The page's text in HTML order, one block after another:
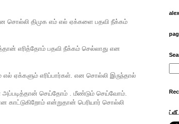
சொல்லி திமுக எம் எல் ஏக்களை பதவி நீக்கம்
எரித்தோம் பதவி நீக்கம் செல்லாது என
எல் ஏக்களும் எரிப்பார்கள். என சொல்லி இருந்தால்
அப்படித்தான் செய்தோம் . மீண்டும் செய்வோம்.
என்றுதான் பெரியார் சொல்லி